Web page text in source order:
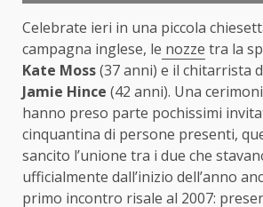
Celebrate ieri in una piccola
campagna inglese, le nozze tra la
Kate Moss(37 anni) e il chitarrista
Jamie Hince (42 anni). Una
hanno preso parte pochissimi
cinquantina di persone presenti,
sancito l’unione tra i due che
ufficialmente dall’inizio dell’anno
primo incontro risale al 2007: